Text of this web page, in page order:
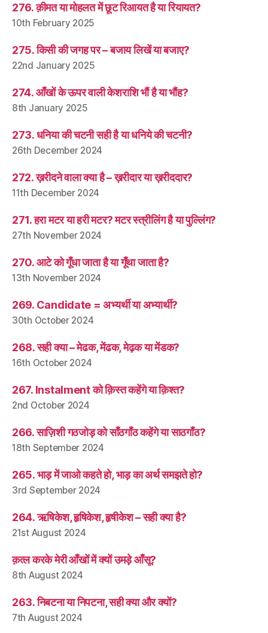
276. क़ीमत या मोहलत में छूट रिआयत है या रियायत?
10th February 2025
275. किसी की जगह पर – बजाय लिखें या बजाए?
22nd January 2025
274. आँखों के ऊपर वाली केशराशि भौं है या भौंह?
8th January 2025
273. धनिया की चटनी सही है या धनिये की चटनी?
26th December 2024
272. ख़रीदने वाला क्या है – ख़रीदार या ख़रीददार?
11th December 2024
271. हरा मटर या हरी मटर? मटर स्त्रीलिंग है या पुल्लिंग?
27th November 2024
270. आटे को गूँधा जाता है या गूँथा जाता है?
13th November 2024
269. Candidate = अभ्यर्थी या अभ्यार्थी?
30th October 2024
268. सही क्या – मेढक, मेंढक, मेढ़क या मेंडक?
16th October 2024
267. Instalment को क़िस्त कहेंगे या क़िश्त?
2nd October 2024
266. साज़िशी गठजोड़ को साँठगाँठ कहेंगे या साठगाँठ?
18th September 2024
265. भाड़ में जाओ कहते हो, भाड़ का अर्थ समझते हो?
3rd September 2024
264. ऋषिकेश, हृषिकेश, हृषीकेश – सही क्या है?
21st August 2024
क़त्ल करके मेरी आँखों में क्यों उमड़े आँसू?
8th August 2024
263. निबटना या निपटना, सही क्या और क्यों?
7th August 2024